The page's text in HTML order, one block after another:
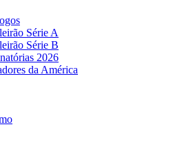
Série A
Série B
2026
da América